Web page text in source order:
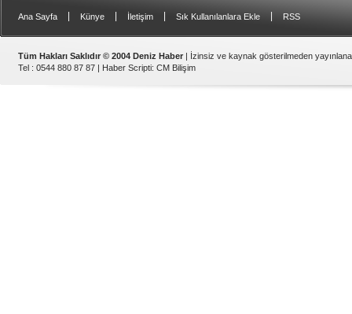
Ana Sayfa Künye İletişim Sık Kullanılanlara Ekle RSS
Tüm Hakları Saklıdır © 2004 Deniz Haber | İzinsiz ve kaynak gösterilmeden
Tel : 0544 880 87 87 | Haber Scripti: CM Bilişim